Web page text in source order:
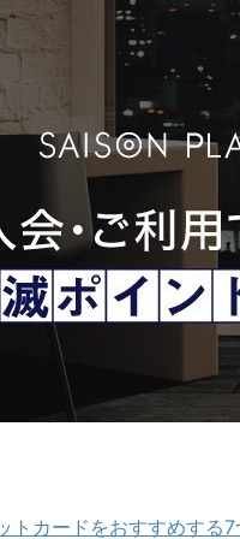
トカードをおすすめする